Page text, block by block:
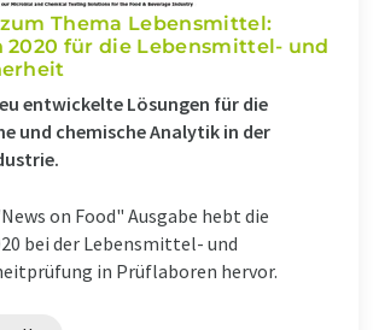
Thema Lebensmittel:
2020 für die Lebensmittel- und
entwickelte Lösungen für die
und chemische Analytik in der
on Food" Ausgabe hebt die
bei der Lebensmittel- und
in Prüflaboren hervor.